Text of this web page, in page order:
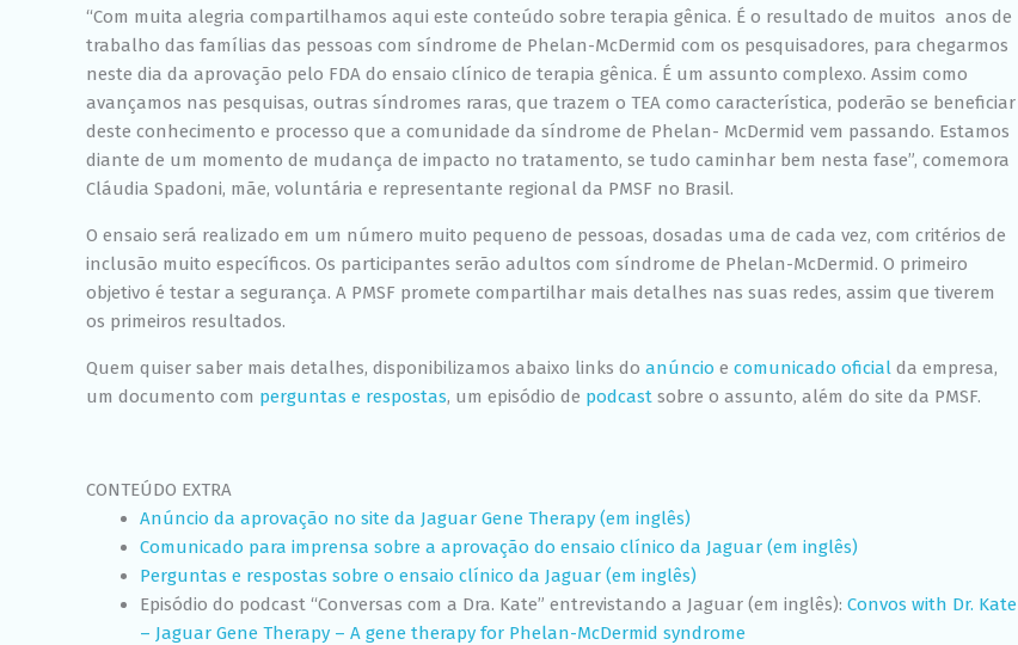
“Com muita alegria compartilhamos aqui este conteúdo sobre terapia gênica. É o resultado de muitos anos de
trabalho das famílias das pessoas com síndrome de Phelan-McDermid com os pesquisadores, para chegarmos
neste dia da aprovação pelo FDA do ensaio clínico de terapia gênica. É um assunto complexo. Assim como
avançamos nas pesquisas, outras síndromes raras, que trazem o TEA como característica, poderão se beneficiar
deste conhecimento e processo que a comunidade da síndrome de Phelan- McDermid vem passando. Estamos
diante de um momento de mudança de impacto no tratamento, se tudo caminhar bem nesta fase”, comemora
Cláudia Spadoni, mãe, voluntária e representante regional da PMSF no Brasil.
O ensaio será realizado em um número muito pequeno de pessoas, dosadas uma de cada vez, com critérios de
inclusão muito específicos. Os participantes serão adultos com síndrome de Phelan-McDermid. O primeiro
objetivo é testar a segurança. A PMSF promete compartilhar mais detalhes nas suas redes, assim que tiverem
os primeiros resultados.
Quem quiser saber mais detalhes, disponibilizamos abaixo links do anúncio e comunicado oficial da empresa,
um documento com perguntas e respostas, um episódio de podcast sobre o assunto, além do site da PMSF.
CONTEÚDO EXTRA
Anúncio da aprovação no site da Jaguar Gene Therapy (em inglês)
Comunicado para imprensa sobre a aprovação do ensaio clínico da Jaguar (em inglês)
Perguntas e respostas sobre o ensaio clínico da Jaguar (em inglês)
Episódio do podcast “Conversas com a Dra. Kate” entrevistando a Jaguar (em inglês): Convos with Dr. Kate
– Jaguar Gene Therapy – A gene therapy for Phelan-McDermid syndrome